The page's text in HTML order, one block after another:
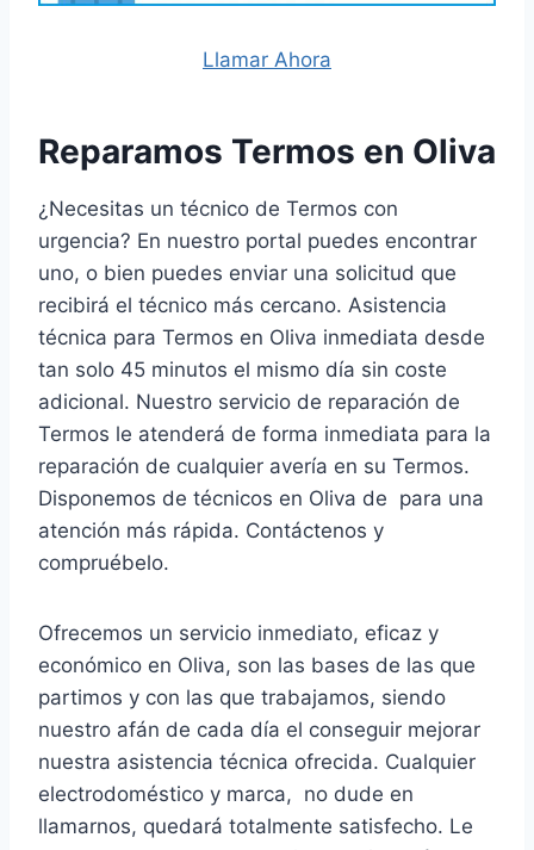
Llamar Ahora
Reparamos Termos en Oliva
¿Necesitas un técnico de Termos con
urgencia? En nuestro portal puedes encontrar
uno, o bien puedes enviar una solicitud que
recibirá el técnico más cercano. Asistencia
técnica para Termos en Oliva inmediata desde
tan solo 45 minutos el mismo día sin coste
adicional. Nuestro servicio de reparación de
Termos le atenderá de forma inmediata para la
reparación de cualquier avería en su Termos.
Disponemos de técnicos en Oliva de para una
atención más rápida. Contáctenos y
compruébelo.
Ofrecemos un servicio inmediato, eficaz y
económico en Oliva, son las bases de las que
partimos y con las que trabajamos, siendo
nuestro afán de cada día el conseguir mejorar
nuestra asistencia técnica ofrecida. Cualquier
electrodoméstico y marca, no dude en
llamarnos, quedará totalmente satisfecho. Le